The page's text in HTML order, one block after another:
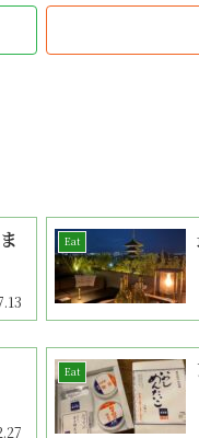
Eat
Eat